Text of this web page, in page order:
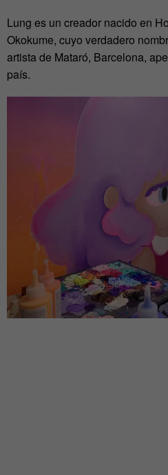
Lung es un creador nacido en
Okokume, cuyo verdadero
artista de Mataró, Barcelona,
país.